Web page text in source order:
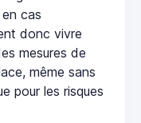
cas
donc vivre
mesures de
même sans
pour les risques